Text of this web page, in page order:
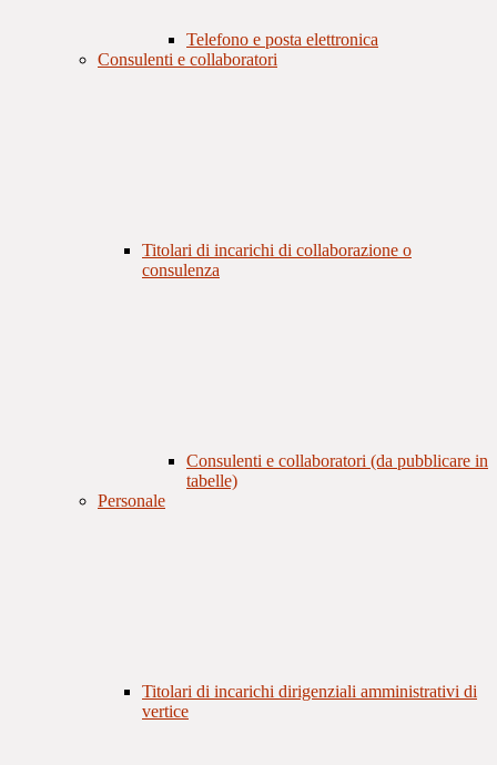
Telefono e posta elettronica
Consulenti e collaboratori
Titolari di incarichi di collaborazione o
consulenza
Consulenti e collaboratori (da pubblicare in
tabelle)
Personale
Titolari di incarichi dirigenziali amministrativi di
vertice